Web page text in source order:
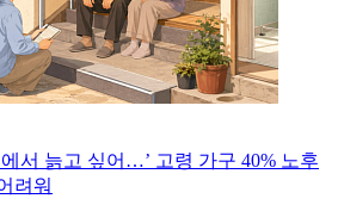
에서 늙고 싶어…’ 고령 가구 40% 노후
려워